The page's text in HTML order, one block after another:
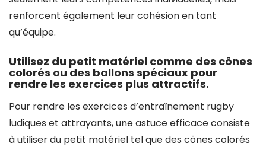
renforcent également leur cohésion en tant
qu’équipe.
Utilisez du petit matériel comme des cônes
colorés ou des ballons spéciaux pour
rendre les exercices plus attractifs.
Pour rendre les exercices d’entraînement rugby
ludiques et attrayants, une astuce efficace consiste
à utiliser du petit matériel tel que des cônes colorés